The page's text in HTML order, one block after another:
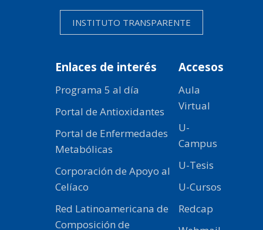
INSTITUTO TRANSPARENTE
Enlaces de interés
Programa 5 al día
Portal de Antioxidantes
Portal de Enfermedades
Metabólicas
Corporación de Apoyo al
Celíaco
Red Latinoamericana de
Composición de
Accesos
Aula
Virtual
U-
Campus
U-Tesis
U-Cursos
Redcap